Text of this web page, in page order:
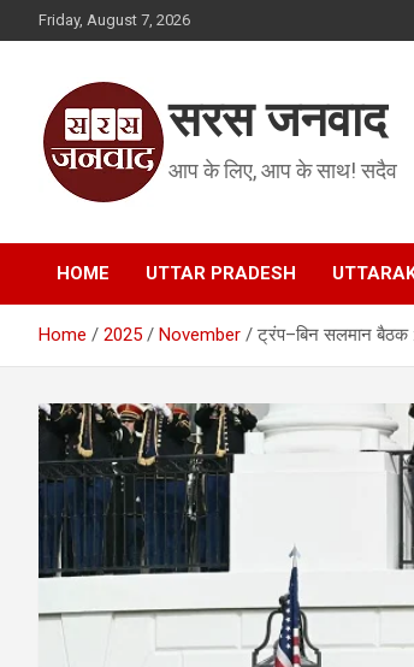
to
Friday, August 7, 2026
सरस जनवाद
आप के लिए, आप के साथ! सदैव
HOME UTTAR PRADESH
Home 2025 November ट्रंप–बिन सलमान बैठक